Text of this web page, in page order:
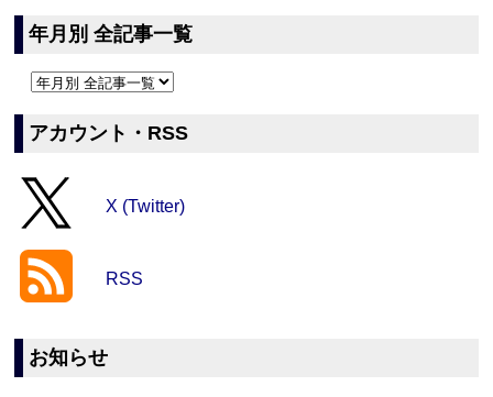
年月別 全記事一覧
アカウント・RSS
X (Twitter)
RSS
お知らせ